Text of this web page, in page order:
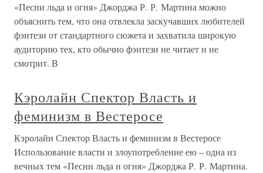
«Песни льда и огня» Джорджа Р. Р. Мартина можно
объяснить тем, что она отвлекла заскучавших любителей
фэнтези от стандартного сюжета и захватила широкую
аудиторию тех, кто обычно фэнтези не читает и не
смотрит. В
Кэролайн Спектор Власть и
феминизм в Вестеросе
Кэролайн Спектор Власть и феминизм в Вестеросе
Использование власти и злоупотребление ею – одна из
вечных тем «Песни льда и огня» Джорджа Р. Р. Мартина.